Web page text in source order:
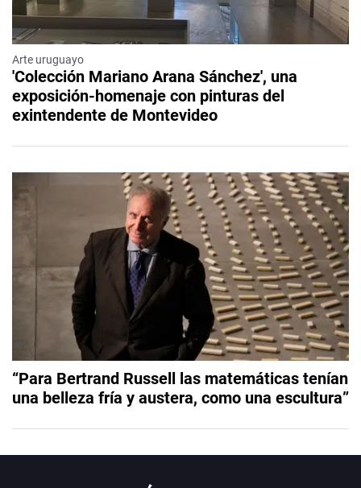
Arte uruguayo
'Colección Mariano Arana Sánchez', una
exposición-homenaje con pinturas del
exintendente de Montevideo
“Para Bertrand Russell las matemáticas tenían
una belleza fría y austera, como una escultura”